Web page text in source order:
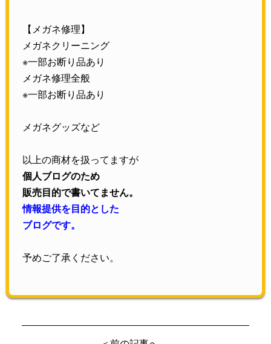
【メガネ修理】
メガネクリーニング
※一部お断り品あり
メガネ修理全般
※一部お断り品あり
メガネグッズなど
以上の商材を扱ってますが
個人ブログのため
販売目的で書いてません。
情報提供を目的とした
ブログです。
予めご了承ください。